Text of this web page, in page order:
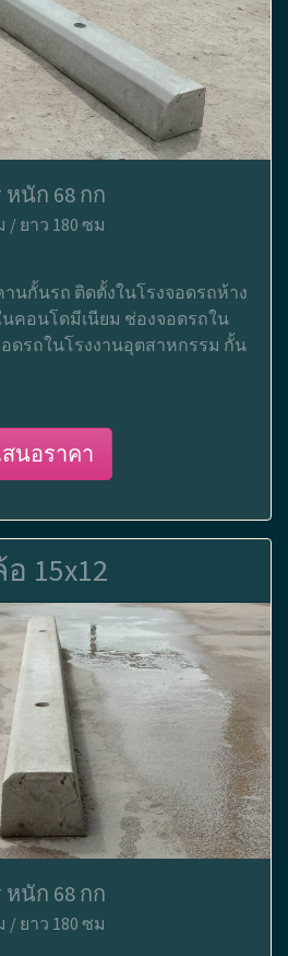
หนัก 68 กก
/ ยาว 180 ซม
านกั้นรถ ติดตั้งในโรงจอดรถห้าง
คอนโดมีเนียม ช่องจอดรถใน
ดรถในโรงงานอุตสาหกรรม กั้น
นอราคา
15x12
หนัก 68 กก
/ ยาว 180 ซม